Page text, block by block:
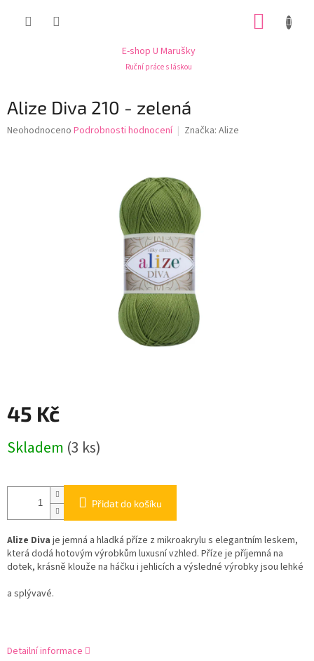
E-shop U Marušky
Ruční práce s láskou
Alize Diva 210 - zelená
Průměrné
Neohodnoceno Podrobnosti hodnocení Značka: Alize
45 Kč
cena:
Skladem (3 ks)
Přidat do košíku
Alize Diva je jemná a hladká příze z mikroakrylu s elegantním leskem,
která dodá hotovým výrobkům luxusní vzhled. Příze je příjemná na
dotek, krásně klouže na háčku i jehlicích a výsledné výrobky jsou lehké
a splývavé.
Detailní informace